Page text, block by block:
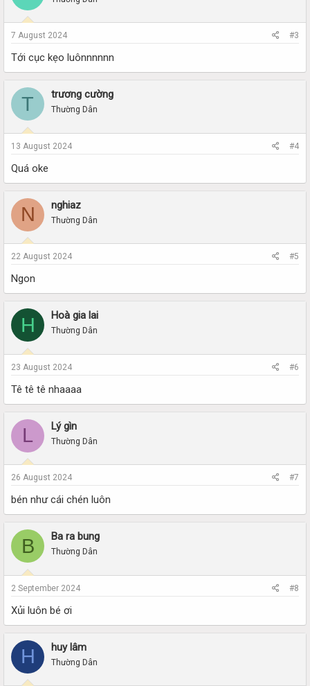
7 August 2024 #3
Tới cục kẹo luônnnnnn
T trương cường
Thường Dân
13 August 2024 #4
Quá oke
N nghiaz
Thường Dân
22 August 2024 #5
Ngon
H Hoà gia lai
Thường Dân
23 August 2024 #6
Tê tê tê nhaaaa
L Lý gìn
Thường Dân
26 August 2024 #7
bén như cái chén luôn
B Ba ra bung
Thường Dân
2 September 2024 #8
Xủi luôn bé ơi
H huy lâm
Thường Dân